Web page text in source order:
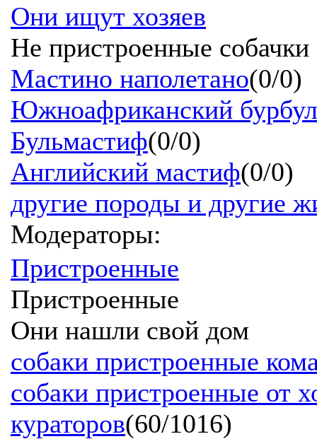
Они ищут хозяев
Не пристроенные собачки
Мастино наполетано(0/0)
Южноафриканский
Бульмастиф(0/0)
Английский мастиф(0/0)
другие породы и другие
Модераторы:
Пристроенные
Пристроенные
Они нашли свой дом
собаки пристроенные
собаки пристроенные от
кураторов(60/1016)